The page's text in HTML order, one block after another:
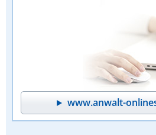
www.anwalt-